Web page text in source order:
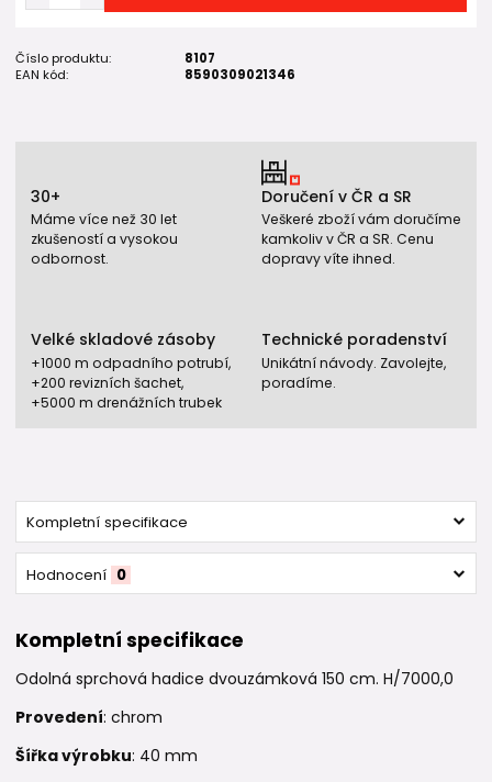
Číslo produktu:
8107
EAN kód:
8590309021346
30+
Máme více než 30 let
zkušeností a vysokou
odbornost.
Doručení v ČR a SR
Veškeré zboží vám doručíme
kamkoliv v ČR a SR. Cenu
dopravy víte ihned.
Velké skladové zásoby
+1000 m odpadního potrubí,
+200 revizních šachet,
+5000 m drenážních trubek
Technické poradenství
Unikátní návody. Zavolejte,
poradíme.
Kompletní specifikace
Hodnocení 0
Kompletní specifikace
Odolná sprchová hadice dvouzámková 150 cm. H/7000,0
Provedení: chrom
Šířka výrobku: 40 mm